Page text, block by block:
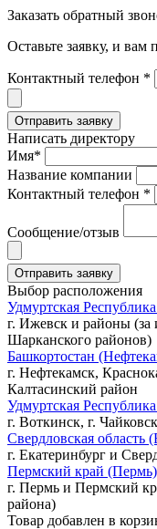
Заказать обратный
Оставьте заявку, и вам
Контактный телефон *
Написать директору
Имя*
Название компании
Контактный телефон *
Сообщение/отзыв
Выбор расположения
Удмуртская
г. Ижевск и районы (за
Шарканского районов)
Башкортостан
г. Нефтекамск,
Калтасинский район
Удмуртская
г. Воткинск, г.
Свердловская область
г. Екатеринбург и
Пермский край (Пермь)
г. Пермь и Пермский
района)
Товар добавлен в